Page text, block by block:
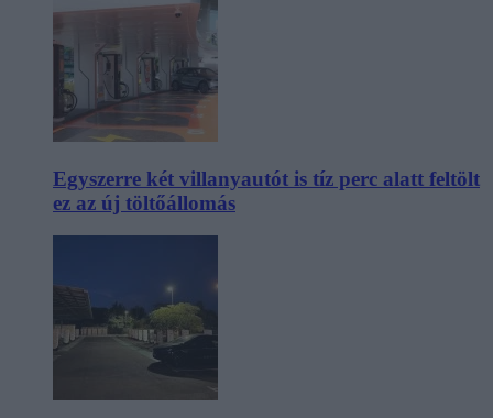
Egyszerre két villanyautót is tíz perc alatt feltölt
ez az új töltőállomás